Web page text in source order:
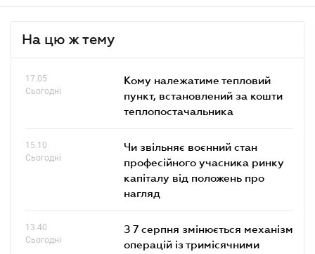
На цю ж тему
17.05
Сьогодні
Кому належатиме тепловий
пункт, встановлений за кошти
теплопостачальника
15.10
Сьогодні
Чи звільняє воєнний стан
професійного учасника ринку
капіталу від положень про
нагляд
13.40
Сьогодні
З 7 серпня змінюється механізм
операцій із тримісячними